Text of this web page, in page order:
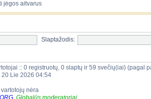
jėgos aitvarus
Slaptažodis:
:: 0 registruotų, 0 slaptų ir 59 svečių(iai) (pagal
20 Lie 2026 04:54
nėra
Globalūs moderatoriai